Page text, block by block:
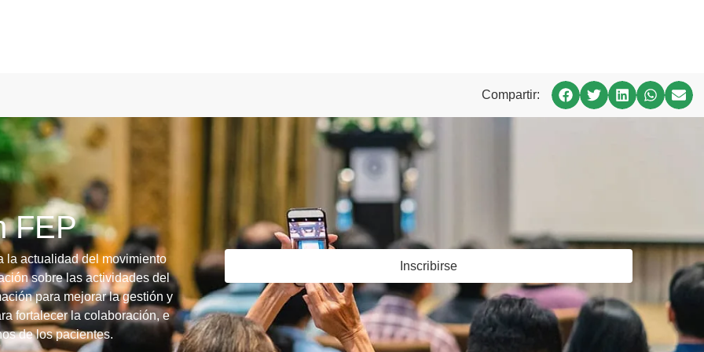
Compartir:
FEP
la actualidad del movimiento
sobre las actividades del
para mejorar la gestión y
fortalecer la colaboración, e
de los pacientes.
Inscribirse